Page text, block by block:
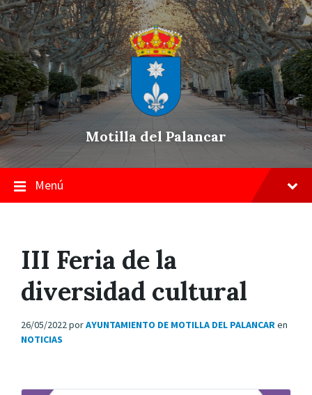
Skip
to
content
Saltar
a
la
navegación
principal
Saltar
a
pie
de
página
Motilla del Palancar
Menú
III Feria de la
diversidad cultural
26/05/2022porAYUNTAMIENTO DE MOTILLA DEL PALANCARen
NOTICIAS